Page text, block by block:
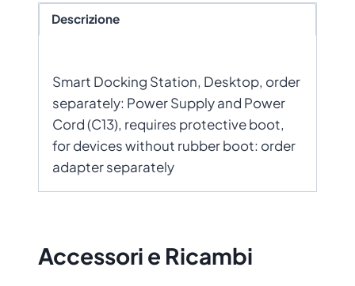
Descrizione
Smart Docking Station, Desktop, order
separately: Power Supply and Power
Cord (C13), requires protective boot,
for devices without rubber boot: order
adapter separately
Accessori e Ricambi